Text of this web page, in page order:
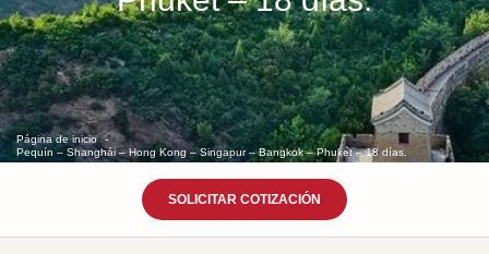
Página de inicio
Pequín – Shanghái – Hong Kong – Singapur – Bangkok – Phuket – 18 días.
SOLICITAR COTIZACIÓN